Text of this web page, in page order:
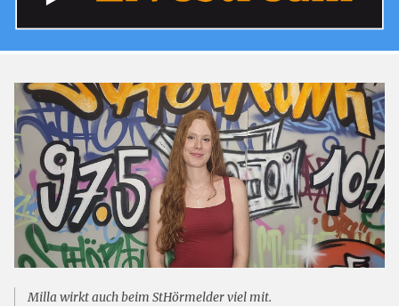
Milla wirkt auch beim StHörmelder viel mit.